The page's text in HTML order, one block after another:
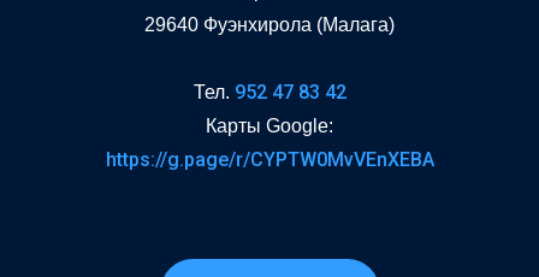
29640 Фуэнхирола (Малага)
Тел. 952 47 83 42
Карты Google:
https://g.page/r/CYPTW0MvVEnXEBA